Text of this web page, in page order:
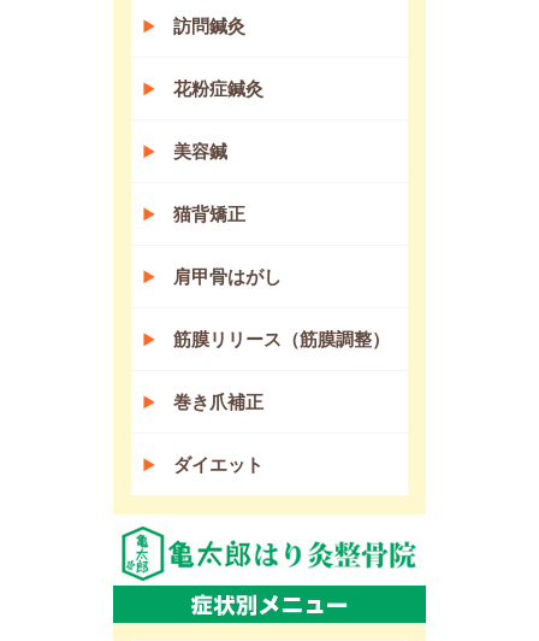
訪問鍼灸
花粉症鍼灸
美容鍼
猫背矯正
肩甲骨はがし
筋膜リリース（筋膜調整）
巻き爪補正
ダイエット